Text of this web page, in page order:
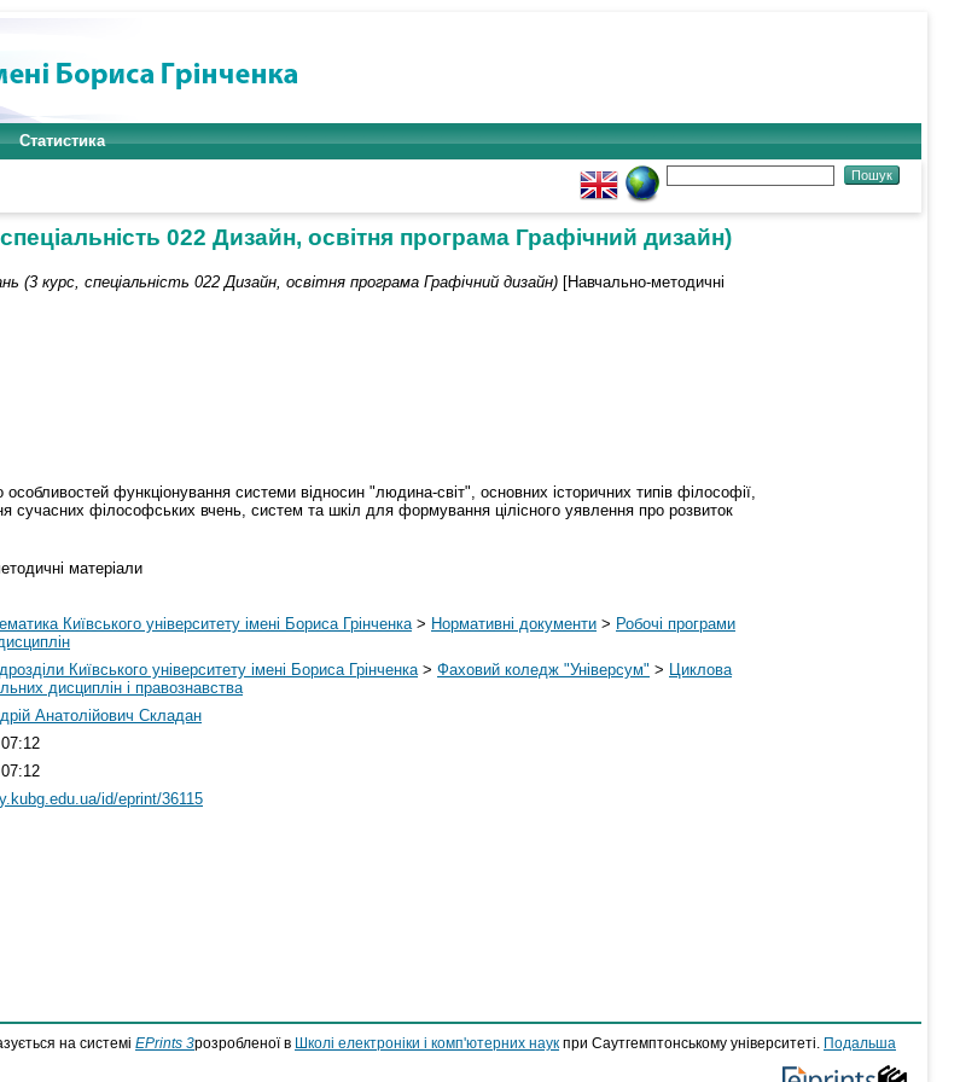
Статистика
022 Дизайн, освітня програма Графічний дизайн)
(3 курс, спеціальність 022 Дизайн, освітня програма Графічний дизайн) [Навчально-методичні
функціонування системи відносин "людина-світ", основних історичних типів філософії,
сучасних філософських вчень, систем та шкіл для формування цілісного уявлення про розвиток
матеріали
Київського університету імені Бориса Грінченка > Нормативні документи > Робочі програми
Київського університету імені Бориса Грінченка > Фаховий коледж "Універсум" >
Циклова
дисциплін і правознавства
Анатолійович Складан
id/eprint/36115
на системі EPrints 3розробленої в Школі електроніки і комп'ютерних наук при Саутгемптонському університеті.
Подальша